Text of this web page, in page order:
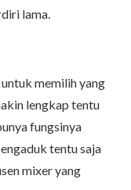
lama.
memilih yang
lengkap tentu
fungsinya
tentu saja
mixer yang